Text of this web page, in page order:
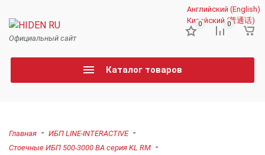
Английский (English)
Китайский (普通话)
Официальный сайт
Каталог товаров
0 0
Главная - ИБП LINE-INTERACTIVE -
Стоечные ИБП 500-3000 ВА серия KL RM -